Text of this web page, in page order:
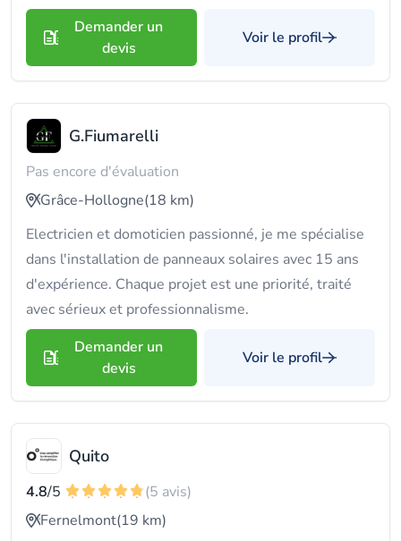
Demander un
devis
Voir le profil
G.Fiumarelli
Pas encore d'évaluation
Grâce-Hollogne(18 km)
Electricien et domoticien passionné, je me spécialise
dans l'installation de panneaux solaires avec 15 ans
d'expérience. Chaque projet est une priorité, traité
avec sérieux et professionnalisme.
Demander un
devis
Voir le profil
Quito
4.8/5
(5 avis)
Fernelmont(19 km)